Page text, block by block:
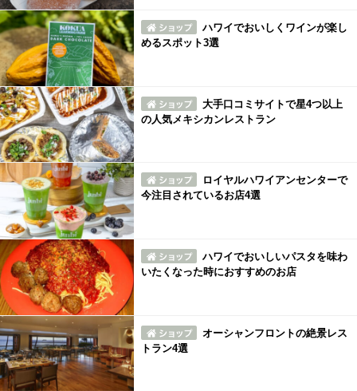
ハワイでおいしくワインが楽し
めるスポット3選
大手口コミサイトで星4つ以上
の人気メキシカンレストラン
ロイヤルハワイアンセンターで
今注目されているお店4選
ハワイでおいしいパスタを味わ
いたくなった時におすすめのお店
オーシャンフロントの絶景レス
トラン4選